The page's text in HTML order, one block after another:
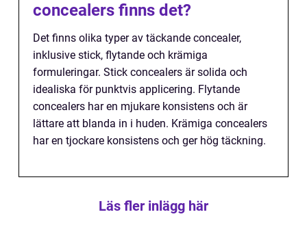
concealers finns det?
Det finns olika typer av täckande concealer,
inklusive stick, flytande och krämiga
formuleringar. Stick concealers är solida och
idealiska för punktvis applicering. Flytande
concealers har en mjukare konsistens och är
lättare att blanda in i huden. Krämiga concealers
har en tjockare konsistens och ger hög täckning.
Läs fler inlägg här